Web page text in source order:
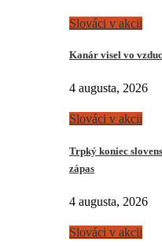
Slováci v akcii
Kanár visel vo
4 augusta, 2026
Slováci v akcii
Trpký koniec
zápas
4 augusta, 2026
Slováci v akcii